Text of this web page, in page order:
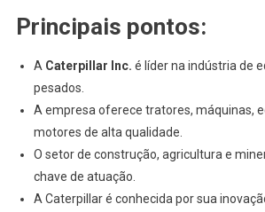
Principais pontos:
A Caterpillar Inc. é líder na indústria de
pesados.
A empresa oferece tratores, máquinas,
motores de alta qualidade.
O setor de construção, agricultura e
chave de atuação.
A Caterpillar é conhecida por sua